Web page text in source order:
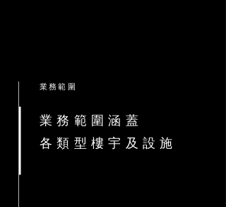
業務範圍
業務範圍涵蓋
各類型樓宇及設施